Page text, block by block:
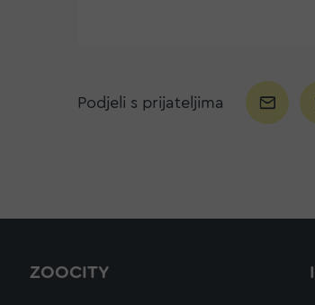
Podjeli s prijateljima
ZOOCITY